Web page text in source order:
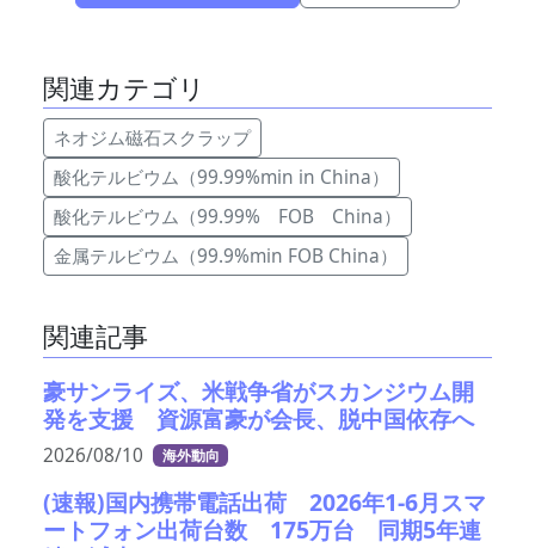
関連カテゴリ
ネオジム磁石スクラップ
酸化テルビウム（99.99%min in China）
酸化テルビウム（99.99% FOB China）
金属テルビウム（99.9%min FOB China）
関連記事
豪サンライズ、米戦争省がスカンジウム開
発を支援 資源富豪が会長、脱中国依存へ
2026/08/10 海外動向
(速報)国内携帯電話出荷 2026年1-6月スマ
ートフォン出荷台数 175万台 同期5年連